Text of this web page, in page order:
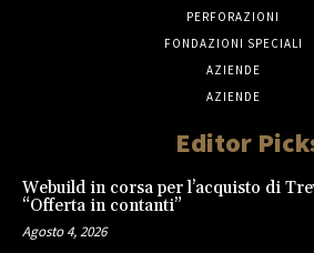
PERFORAZIONI
FONDAZIONI SPECIALI
AZIENDE
AZIENDE
Editor
Webuild in corsa per l’acquisto di
“Offerta in contanti”
Agosto 4, 2026